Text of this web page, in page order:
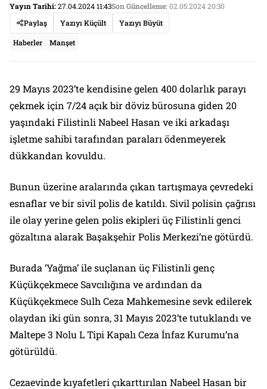
Yayın Tarihi:27.04.2024 11:43Son Güncelleme:02.05.2024 20:30
Paylaş
Yazıyı Küçült Yazıyı Büyüt
Haberler Manşet
29 Mayıs 2023’te kendisine gelen 400 dolarlık parayı
çekmek için 7/24 açık bir döviz bürosuna giden 20
yaşındaki Filistinli Nabeel Hasan ve iki arkadaşı
işletme sahibi tarafından paraları ödenmeyerek
dükkandan kovuldu.
Bunun üzerine aralarında çıkan tartışmaya çevredeki
esnaflar ve bir sivil polis de katıldı. Sivil polisin çağrısı
ile olay yerine gelen polis ekipleri üç Filistinli genci
gözaltına alarak Başakşehir Polis Merkezi’ne götürdü.
Burada ‘Yağma’ ile suçlanan üç Filistinli genç
Küçükçekmece Savcılığına ve ardından da
Küçükçekmece Sulh Ceza Mahkemesine sevk edilerek
olaydan iki gün sonra, 31 Mayıs 2023’te tutuklandı ve
Maltepe 3 Nolu L Tipi Kapalı Ceza İnfaz Kurumu’na
götürüldü.
Cezaevinde kıyafetleri çıkarttırılan Nabeel Hasan bir